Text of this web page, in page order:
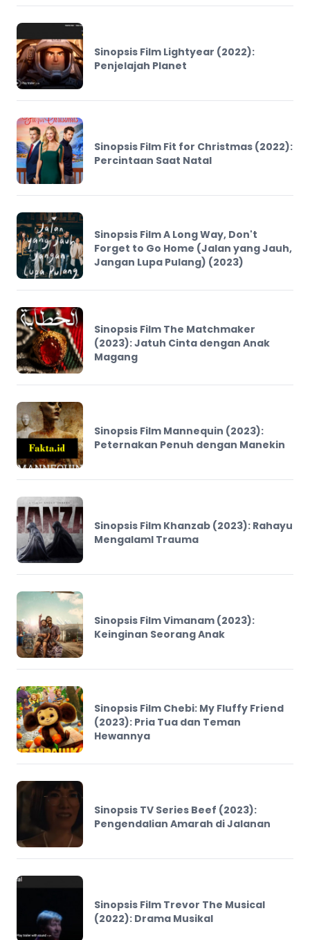
Sinopsis Film Lightyear (2022):
Penjelajah Planet
Sinopsis Film Fit for Christmas (2022):
Percintaan Saat Natal
Sinopsis Film A Long Way, Don't
Forget to Go Home (Jalan yang Jauh,
Jangan Lupa Pulang) (2023)
Sinopsis Film The Matchmaker
(2023): Jatuh Cinta dengan Anak
Magang
Sinopsis Film Mannequin (2023):
Peternakan Penuh dengan Manekin
Sinopsis Film Khanzab (2023): Rahayu
MengalamI Trauma
Sinopsis Film Vimanam (2023):
Keinginan Seorang Anak
Sinopsis Film Chebi: My Fluffy Friend
(2023): Pria Tua dan Teman
Hewannya
Sinopsis TV Series Beef (2023):
Pengendalian Amarah di Jalanan
Sinopsis Film Trevor The Musical
(2022): Drama Musikal